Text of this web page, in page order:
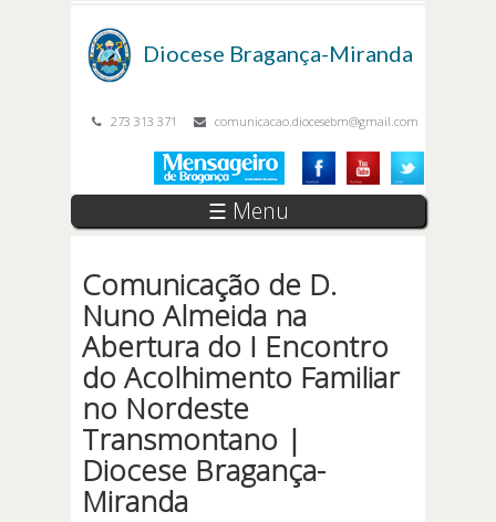
Diocese Bragança-Miranda
273 313 371 comunicacao.diocesebm@gmail.com
☰ Menu
Comunicação de D.
Nuno Almeida na
Abertura do I Encontro
do Acolhimento Familiar
no Nordeste
Transmontano |
Diocese Bragança-
Miranda